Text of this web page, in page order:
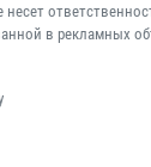
в рекламных